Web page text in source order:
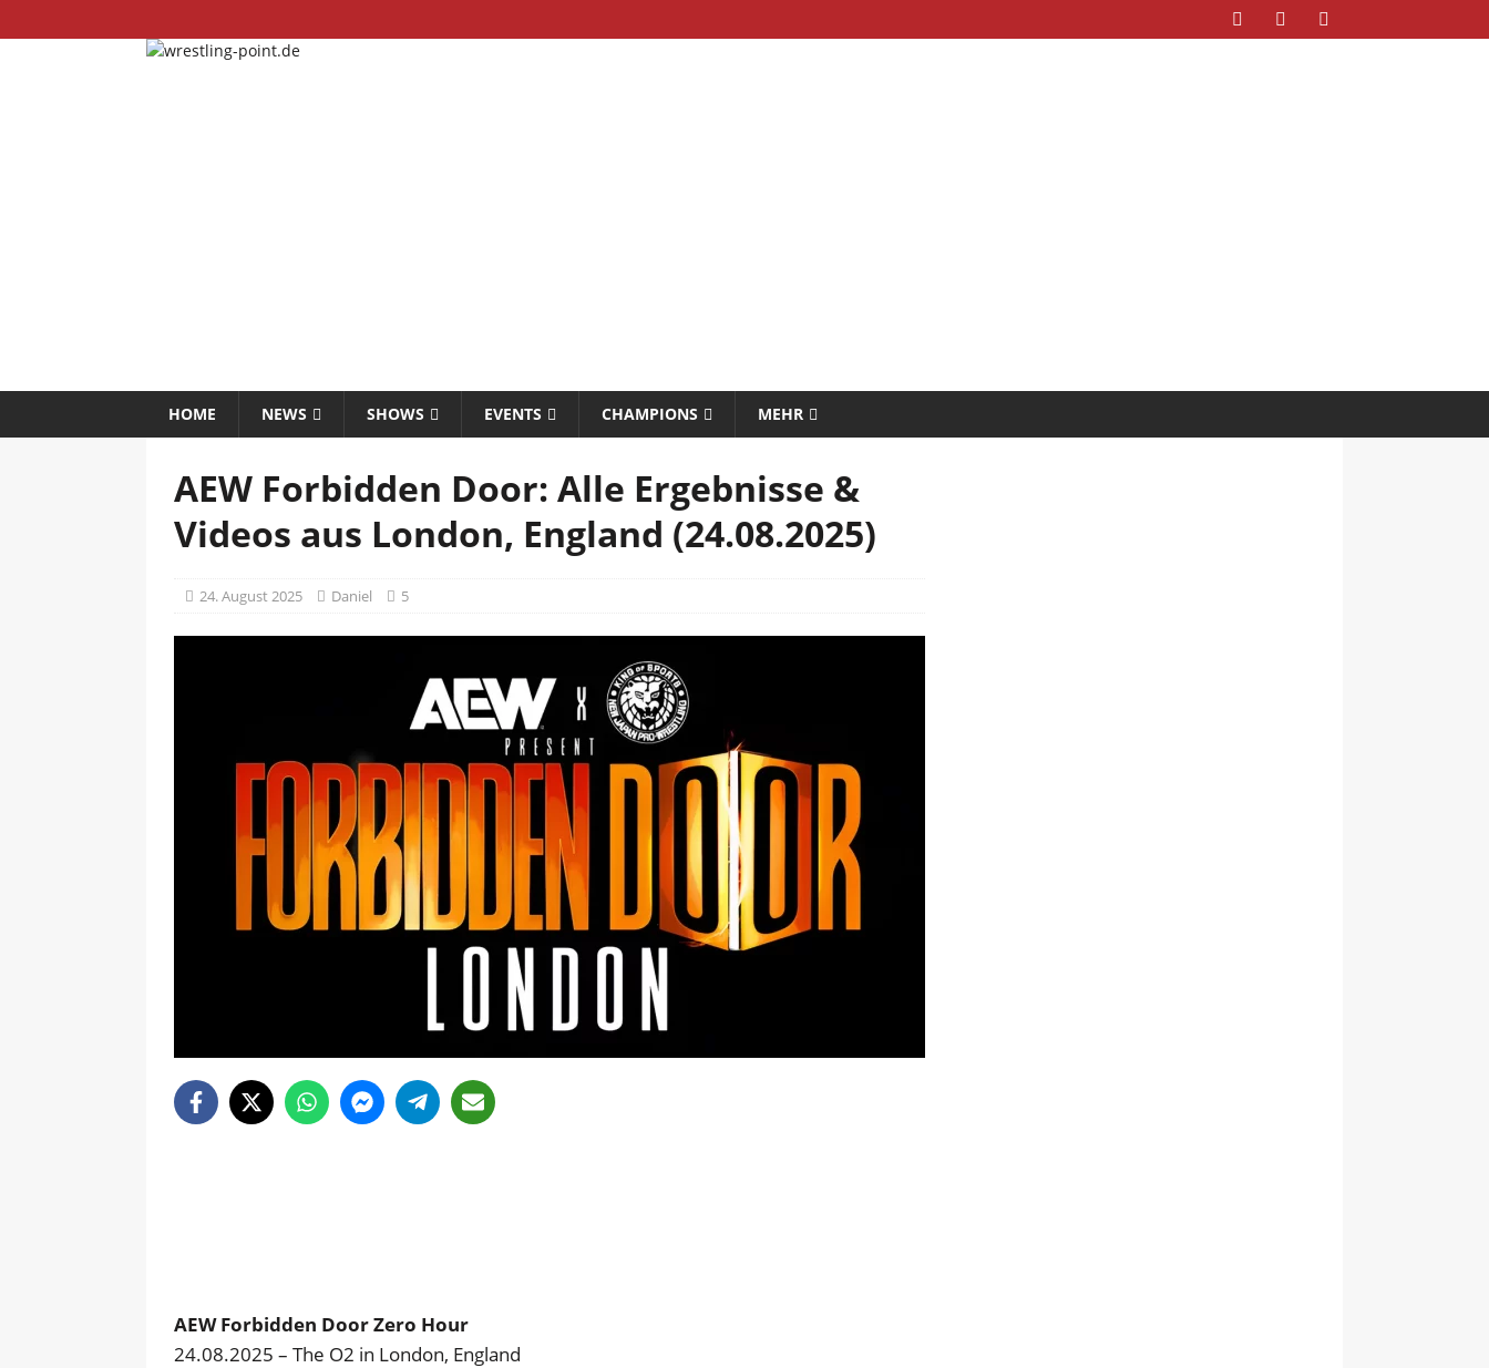
HOME NEWS SHOWS EVENTS CHAMPIONS MEHR
AEW Forbidden Door: Alle Ergebnisse &
Videos aus London, England (24.08.2025)
24. August 2025 Daniel 5
AEW Forbidden Door Zero Hour
24.08.2025 – The O2 in London, England